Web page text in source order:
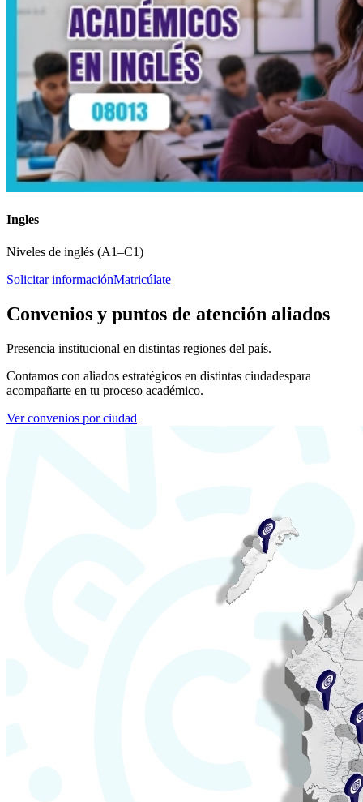
Ingles
Niveles de inglés (A1–C1)
Solicitar informaciónMatricúlate
Convenios y puntos de atención aliados
Presencia institucional en distintas regiones del país.
Contamos con aliados estratégicos en distintas ciudadespara
acompañarte en tu proceso académico.
Ver convenios por ciudad